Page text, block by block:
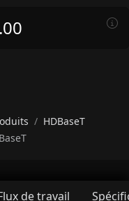
HDBaseT
de travail